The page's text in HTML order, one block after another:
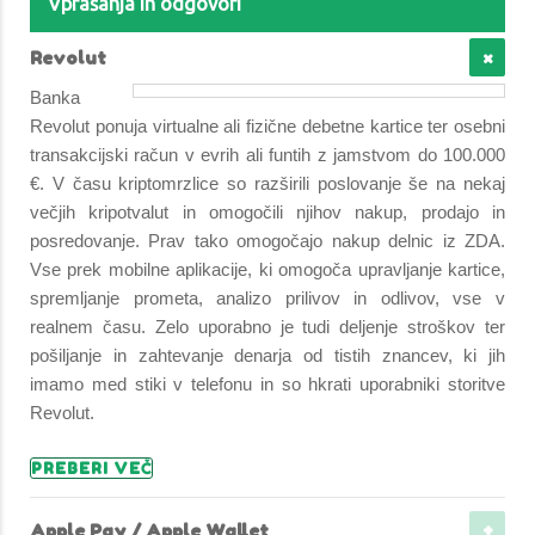
Revolut
Banka
Revolut ponuja virtualne ali fizične debetne kartice ter osebni
transakcijski račun v evrih ali funtih z jamstvom do 100.000
€. V času kriptomrzlice so razširili poslovanje še na nekaj
večjih kripotvalut in omogočili njihov nakup, prodajo in
posredovanje. Prav tako omogočajo nakup delnic iz ZDA.
Vse prek mobilne aplikacije, ki omogoča upravljanje kartice,
spremljanje prometa, analizo prilivov in odlivov, vse v
realnem času. Zelo uporabno je tudi deljenje stroškov ter
pošiljanje in zahtevanje denarja od tistih znancev, ki jih
imamo med stiki v telefonu in so hkrati uporabniki storitve
Revolut.
PREBERI VEČ